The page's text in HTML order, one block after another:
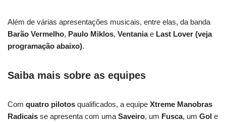
Além de várias apresentações musicais, entre elas, da banda
Barão Vermelho, Paulo Miklos, Ventaniae Last Lover (veja
programação abaixo).
Saiba mais sobre as equipes
Com quatro pilotos qualificados, a equipe Xtreme Manobras
Radicais se apresenta com uma Saveiro, um Fusca, um Gol e